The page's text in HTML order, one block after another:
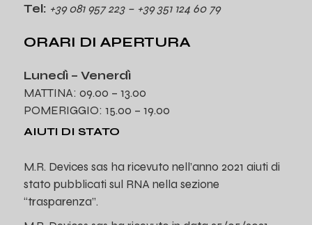
Tel: +39 081 957 223 – +39 351 124 60 79
ORARI DI APERTURA
Lunedì – Venerdì
MATTINA: 09.00 – 13.00
POMERIGGIO: 15.00 – 19.00
AIUTI DI STATO
M.R. Devices sas ha ricevuto nell’anno 2021 aiuti di
stato pubblicati sul RNA nella sezione
“trasparenza”.